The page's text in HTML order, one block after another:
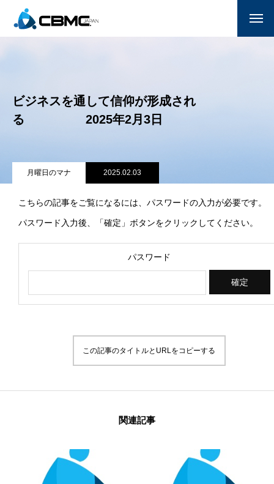
月曜日のマナ
献金
サポーター一覧(企業/教会)
ビジネスを通して信仰が形成され
る 2025年2月3日
月曜日のマナ 2025.02.03
こちらの記事をご覧になるには、パスワードの入力が必要です。
パスワード入力後、「確定」ボタンをクリックしてください。
パスワード
この記事のタイトルとURLをコピーする
関連記事